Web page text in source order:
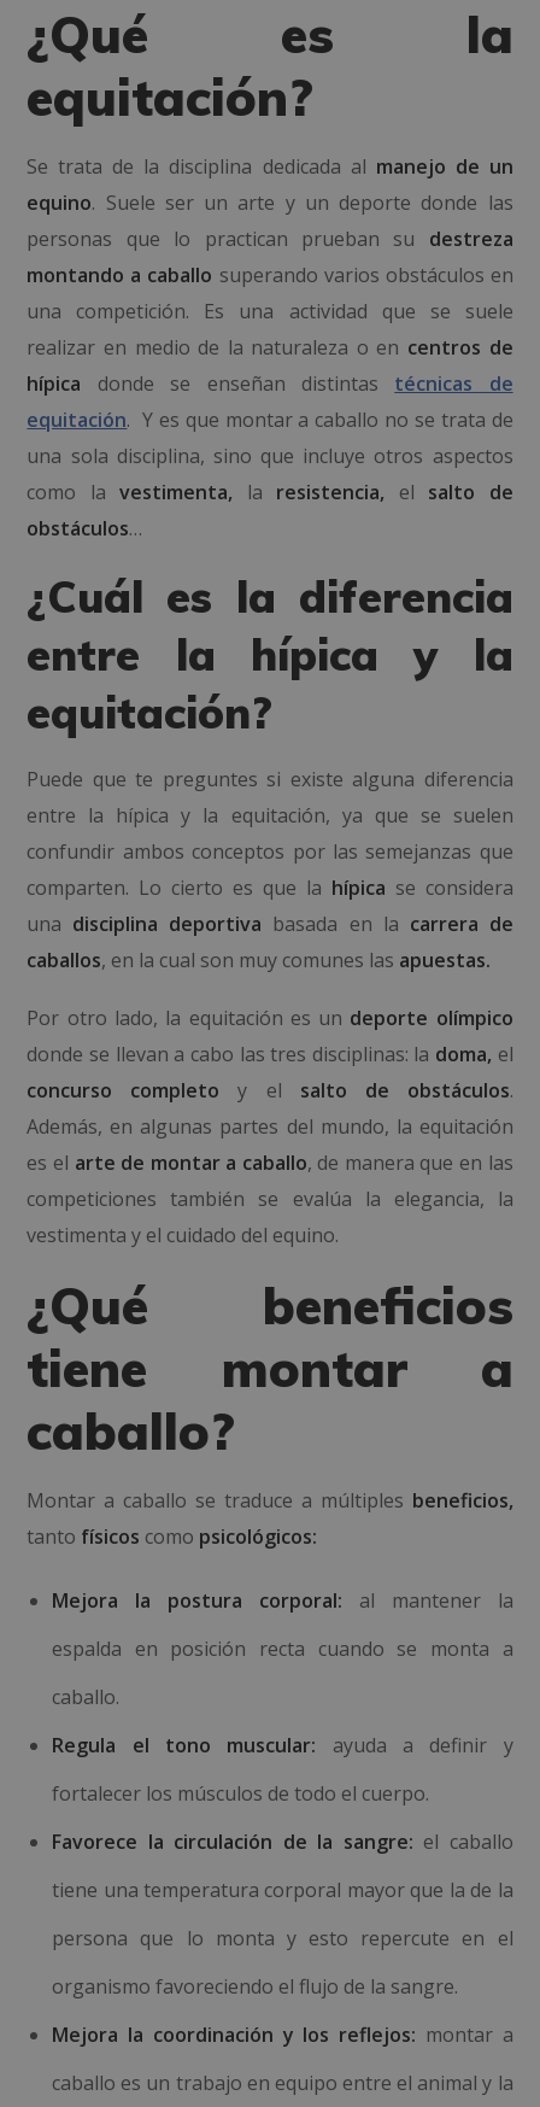
¿Qué es la
equitación?
Se trata de la disciplina dedicada al manejo de un
equino. Suele ser un arte y un deporte donde las
personas que lo practican prueban su destreza
montando a caballo superando varios obstáculos en
una competición. Es una actividad que se suele
realizar en medio de la naturaleza o en centros de
hípica donde se enseñan distintas técnicas de
equitación. Y es que montar a caballo no se trata de
una sola disciplina, sino que incluye otros aspectos
como lavestimenta, la resistencia, el salto de
obstáculos…
¿Cuál es la diferencia
entre la hípica y la
equitación?
Puede que te preguntes si existe alguna diferencia
entre la hípica y la equitación, ya que se suelen
confundir ambos conceptos por las semejanzas que
comparten. Lo cierto es que la hípica se considera
una disciplina deportiva basada en la carrera de
caballos, en la cual son muy comunes las apuestas.
Por otro lado, la equitación es un deporte olímpico
donde se llevan a cabo las tres disciplinas: la doma, el
concurso completo y el salto de obstáculos.
Además, en algunas partes del mundo, la equitación
es el arte de montar a caballo, de manera que en las
competiciones también se evalúa la elegancia, la
vestimenta y el cuidado del equino.
¿Qué beneficios
tiene montar a
caballo?
Montar a caballo se traduce a múltiples beneficios,
tanto físicos como psicológicos:
Mejora la postura corporal: al mantener la
espalda en posición recta cuando se monta a
caballo.
Regula el tono muscular: ayuda a definir y
fortalecer los músculos de todo el cuerpo.
Favorece la circulación de la sangre: el caballo
tiene una temperatura corporal mayor que la de la
persona que lo monta y esto repercute en el
organismo favoreciendo el flujo de la sangre.
Mejora la coordinación y los reflejos: montar a
caballo es un trabajo en equipo entre el animal y la